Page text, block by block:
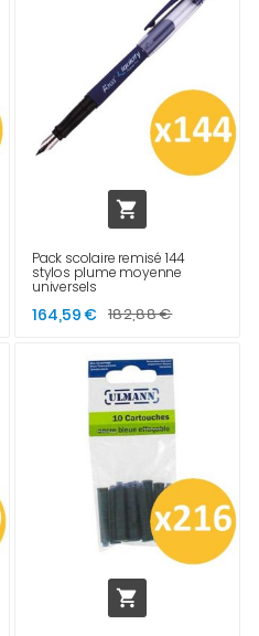

Pack scolaire remisé 144
stylos plume moyenne
universels
164,59 € 182,88 €
